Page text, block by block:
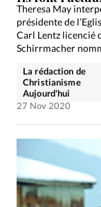
Theresa May
présidente de
Carl Lentz licencié
Schirrmacher
La rédaction de
Christianisme
Aujourd'hui
27 Nov 2020